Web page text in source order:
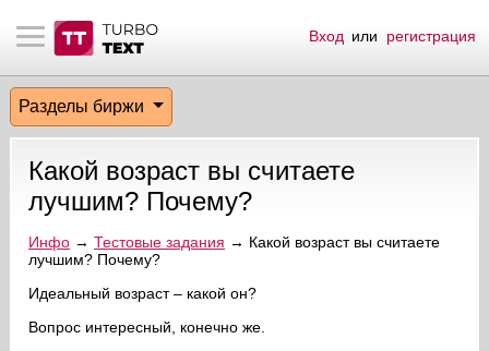
материалы
биржи
эфир
на сайте
сообщения
по форуму
Вход или регистрация
Разделы биржи
Какой возраст вы считаете
лучшим? Почему?
Инфо→ Тестовые задания → Какой возраст вы считаете
лучшим? Почему?
Идеальный возраст – какой он?
Вопрос интересный, конечно же.